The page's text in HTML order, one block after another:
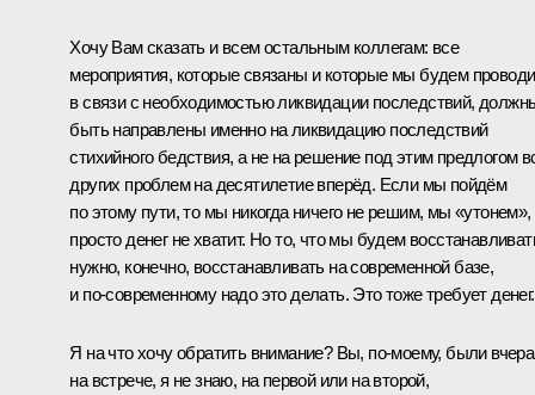
Хочу Вам сказать и всем остальным коллегам: все
мероприятия, которые связаны и которые мы будем
в связи с необходимостью ликвидации последствий,
быть направлены именно на ликвидацию последствий
стихийного бедствия, а не на решение под этим предлогом
других проблем на десятилетие вперёд. Если мы пойдём
по этому пути, то мы никогда ничего не решим, мы «утонем»,
просто денег не хватит. Но то, что мы будем
нужно, конечно, восстанавливать на современной базе,
и по‑современному надо это делать. Это тоже требует денег.
Я на что хочу обратить внимание? Вы, по‑моему, были вчера
на встрече, я не знаю, на первой или на второй,